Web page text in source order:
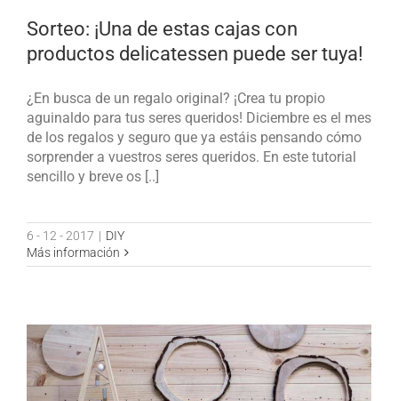
Sorteo: ¡Una de estas cajas con
productos delicatessen puede ser tuya!
¿En busca de un regalo original? ¡Crea tu propio
aguinaldo para tus seres queridos! Diciembre es el mes
de los regalos y seguro que ya estáis pensando cómo
sorprender a vuestros seres queridos. En este tutorial
sencillo y breve os [..]
6 - 12 - 2017 | DIY
Más información